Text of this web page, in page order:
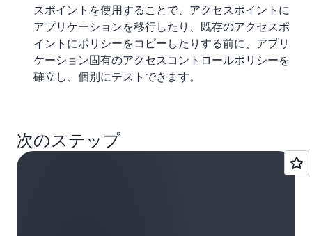
スポイントを使用することで、アクセスポイントに
アプリケーションを移行したり、既存のアクセスポ
イントにポリシーをコピーしたりする前に、アプリ
ケーション固有のアクセスコントロールポリシーを
確立し、個別にテストできます。
次のステップ